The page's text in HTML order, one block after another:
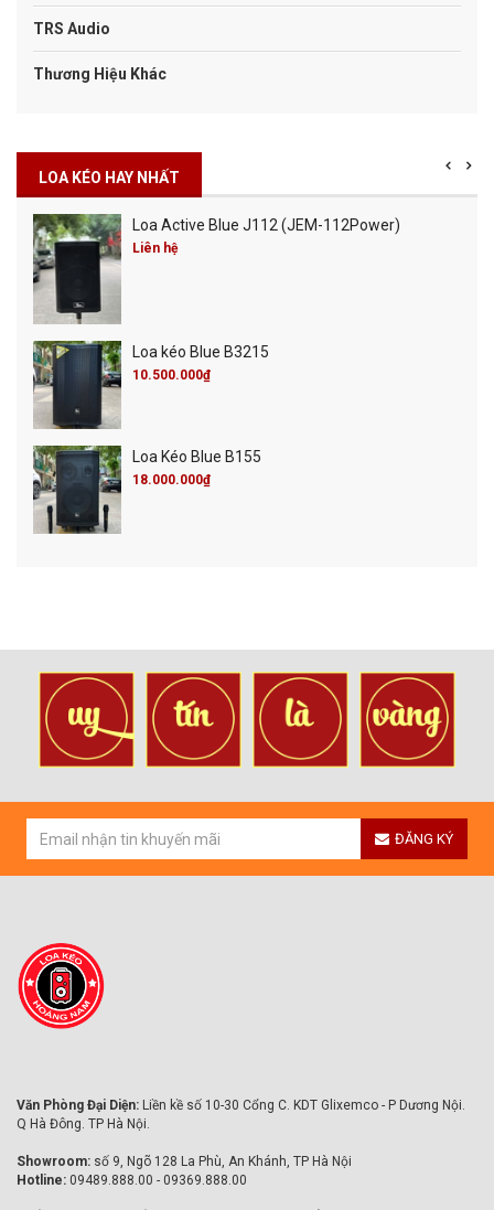
TRS Audio
Thương Hiệu Khác
LOA KÉO HAY NHẤT
Loa Active Blue J112 (JEM-112Power)
Liên hệ
Loa kéo Blue B3215
10.500.000₫
Loa Kéo Blue B155
18.000.000₫
ĐĂNG KÝ
Văn Phòng Đại Diện: Liền kề số 10-30 Cổng C. KDT Glixemco - P Dương Nội.
Q Hà Đông. TP Hà Nội.
Showroom: số 9, Ngõ 128 La Phù, An Khánh, TP Hà Nội
Hotline: 09489.888.00 - 09369.888.00